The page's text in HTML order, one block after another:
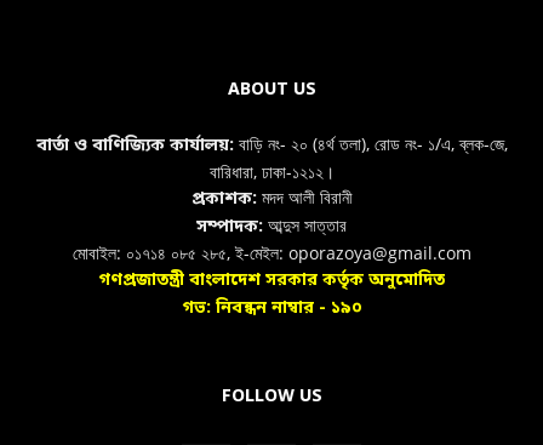
ABOUT US
বার্তা ও বাণিজ্যিক কার্যালয়: বাড়ি নং- ২০ (৪র্থ তলা), রোড নং- ১/এ, ব্লক-জে,
বারিধারা, ঢাকা-১২১২।
প্রকাশক:মদদ আলী বিরানী
সম্পাদক: আব্দুস সাত্তার
মোবাইল: ০১৭১৪ ০৮৫ ২৮৫, ই-মেইল: oporazoya@gmail.com
গণপ্রজাতন্ত্রী বাংলাদেশ সরকার কর্তৃক অনুমোদিত
গভ: নিবন্ধন নাম্বার - ১৯০
FOLLOW US